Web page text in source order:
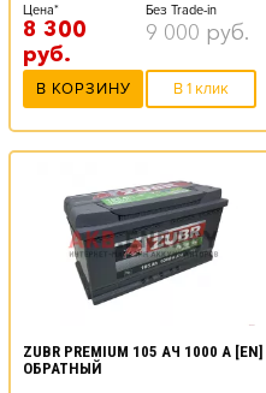
Цена*
8 300
руб.
Без Trade-in
9 000 руб.
В КОРЗИНУ В 1 клик
ZUBR PREMIUM 105 АЧ 1000 А [EN]
ОБРАТНЫЙ